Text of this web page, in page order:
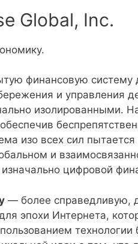
Global, Inc.
финансовую систему
и управления
изолированными.
изо всех сил
и
цифровой
— более справедливую,
эпохи Интернета,
технологии